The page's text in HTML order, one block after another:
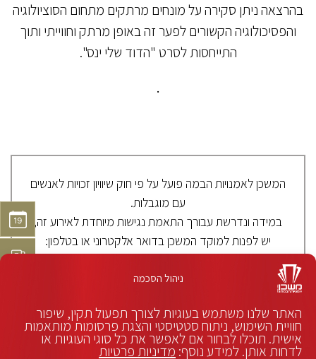
ניהול הסכמה
האתר שלנו משתמש בעוגיות לצורך תפעול תקין, שיפור
חוויית השימוש, ניתוח סטטיסטי והצגת פרסומות מותאמות
אישית. תוכלו לבחור אם לאפשר את כל סוגי העוגיות או
לדחות אותן. למידע נוסף: מדיניות פרטיות
בהרצאה ניתן סקירה על מונחים מרתקים מתחום הסוציולוגיה
והפסיכולוגיה הקשורים לפער זה באופן מרתק וחווייתי ותוך
התייחסות לסרט "הדוד שלי ינס".
.
המשכן לאמנויות הבמה פועל על פי חוק שיוויון זכויות לאנשים
עם מוגבלות.
במידה ונדרשת עבורך התאמת נגישות מיוחדת לאירוע זה,
יש לפנות למוקד המשכן בדואר אלקטרוני או בטלפון:
להסדרי נגישות לפניה בדוא״ל